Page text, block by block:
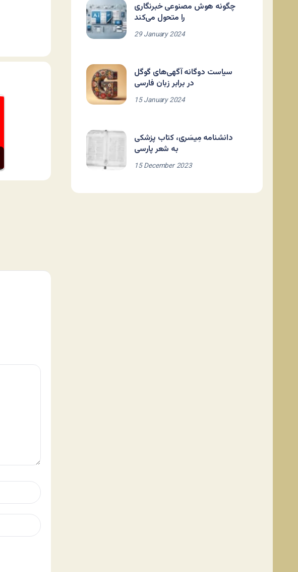
چگونه هوش مصنوعی خبرنگاری
را متحول می‌کند
29 January 2024
سیاست دوگانه آگهی‌های گوگل
در برابر زبان فارسی
15 January 2024
دانشنامه مِیسَری، کتاب پزشکی
به شعر پارسی
15 December 2023